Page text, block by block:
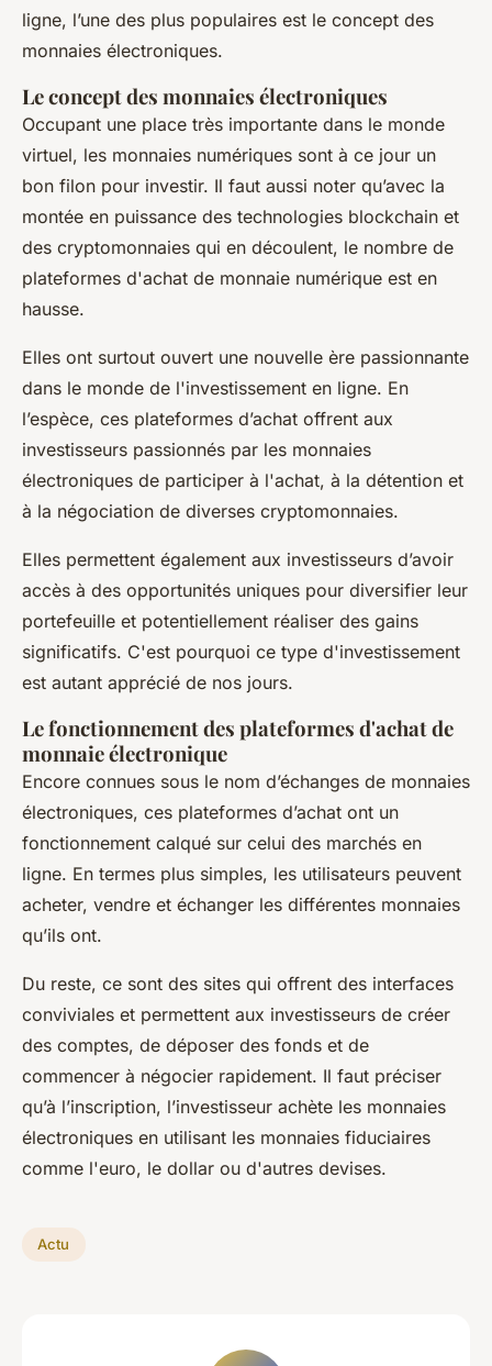
ligne, l’une des plus populaires est le concept des
monnaies électroniques.
Le concept des monnaies électroniques
Occupant une place très importante dans le monde
virtuel, les monnaies numériques sont à ce jour un
bon filon pour investir. Il faut aussi noter qu’avec la
montée en puissance des technologies blockchain et
des cryptomonnaies qui en découlent, le nombre de
plateformes d'achat de monnaie numérique est en
hausse.
Elles ont surtout ouvert une nouvelle ère passionnante
dans le monde de l'investissement en ligne. En
l’espèce, ces plateformes d’achat offrent aux
investisseurs passionnés par les monnaies
électroniques de participer à l'achat, à la détention et
à la négociation de diverses cryptomonnaies.
Elles permettent également aux investisseurs d’avoir
accès à des opportunités uniques pour diversifier leur
portefeuille et potentiellement réaliser des gains
significatifs. C'est pourquoi ce type d'investissement
est autant apprécié de nos jours.
Le fonctionnement des plateformes d'achat de
monnaie électronique
Encore connues sous le nom d’échanges de monnaies
électroniques, ces plateformes d’achat ont un
fonctionnement calqué sur celui des marchés en
ligne. En termes plus simples, les utilisateurs peuvent
acheter, vendre et échanger les différentes monnaies
qu’ils ont.
Du reste, ce sont des sites qui offrent des interfaces
conviviales et permettent aux investisseurs de créer
des comptes, de déposer des fonds et de
commencer à négocier rapidement. Il faut préciser
qu’à l’inscription, l’investisseur achète les monnaies
électroniques en utilisant les monnaies fiduciaires
comme l'euro, le dollar ou d'autres devises.
Actu